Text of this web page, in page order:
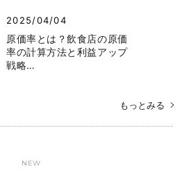
2025/04/04
原価率とは？飲食店の原価
率の計算方法と利益アップ
戦略…
もっとみる
NEW